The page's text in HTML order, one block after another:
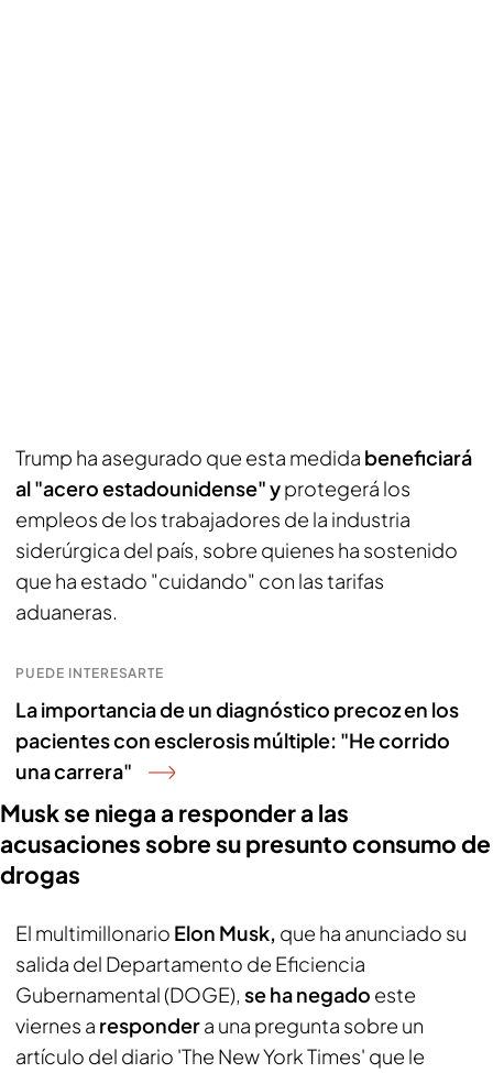
Trump ha asegurado que esta medida beneficiará
al "acero estadounidense" yprotegerá los
empleos de los trabajadores de la industria
siderúrgica del país, sobre quienes ha sostenido
que ha estado "cuidando" con las tarifas
aduaneras.
PUEDE INTERESARTE
La importancia de un diagnóstico precoz en los
pacientes con esclerosis múltiple: "He corrido
una carrera"
Musk se niega a responder a las
acusaciones sobre su presunto consumo de
drogas
El multimillonario Elon Musk, que ha anunciado su
salida del Departamento de Eficiencia
Gubernamental (DOGE), se ha negado este
viernes a respondera una pregunta sobre un
artículo del diario 'The New York Times' que le